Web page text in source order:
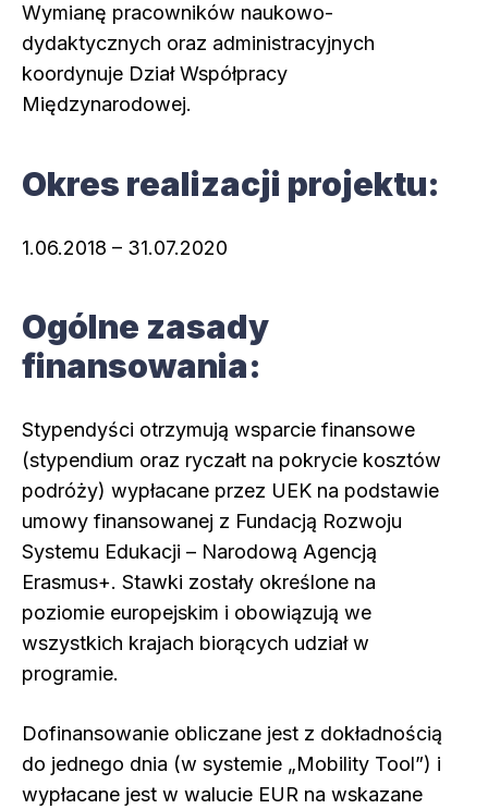
Wymianę pracowników naukowo-
dydaktycznych oraz administracyjnych
koordynuje Dział Współpracy
Międzynarodowej.
Okres realizacji projektu:
1.06.2018 – 31.07.2020
Ogólne zasady
finansowania:
Stypendyści otrzymują wsparcie finansowe
(stypendium oraz ryczałt na pokrycie kosztów
podróży) wypłacane przez UEK na podstawie
umowy finansowanej z Fundacją Rozwoju
Systemu Edukacji – Narodową Agencją
Erasmus+. Stawki zostały określone na
poziomie europejskim i obowiązują we
wszystkich krajach biorących udział w
programie.
Dofinansowanie obliczane jest z dokładnością
do jednego dnia (w systemie „Mobility Tool”) i
wypłacane jest w walucie EUR na wskazane